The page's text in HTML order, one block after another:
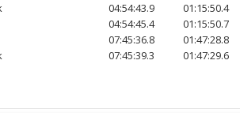
04:54:43.9 01:15:50.4
04:54:45.4 01:15:50.7
07:45:36.8 01:47:28.8
07:45:39.3 01:47:29.6